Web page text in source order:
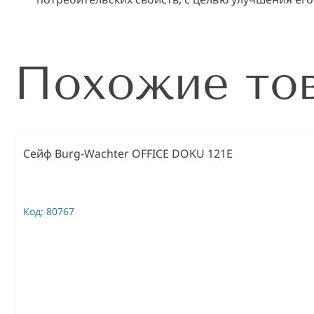
Похожие
Сейф Burg-Wachter OFFICE DOKU 121E
Код: 80767